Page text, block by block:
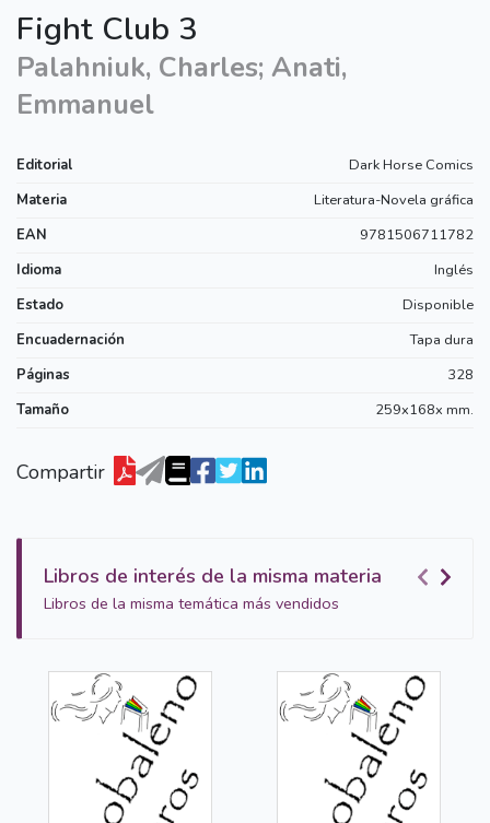
Fight Club 3
Palahniuk, Charles; Anati,
Emmanuel
Editorial
Dark Horse Comics
Materia
Literatura-Novela gráfica
EAN
9781506711782
Idioma
Inglés
Estado
Disponible
Encuadernación
Tapa dura
Páginas
328
Tamaño
259x168x mm.
Compartir
Libros de interés de la misma materia
Libros de la misma temática más vendidos